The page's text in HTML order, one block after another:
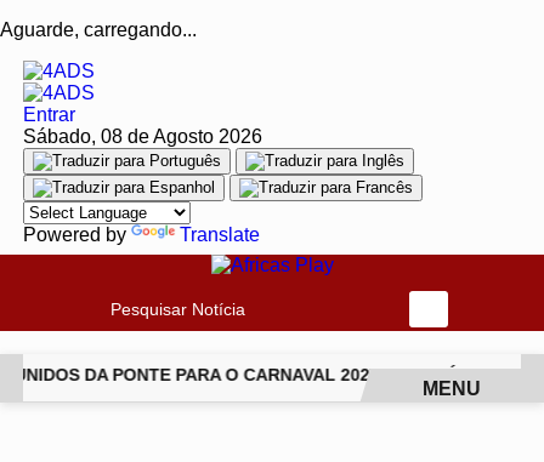
Aguarde, carregando...
Entrar
Sábado, 08 de Agosto 2026
Powered by Translate
Pesquisar Notícia
DA PONTE PARA O CARNAVAL 2027 JIU-JÍTSU
MENU